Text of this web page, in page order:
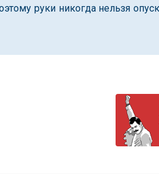
руки никогда нельзя